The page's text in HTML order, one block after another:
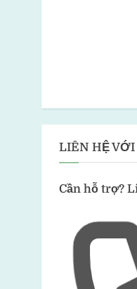
LIÊN HỆ
Cần hỗ trợ?